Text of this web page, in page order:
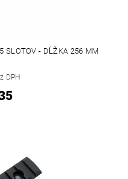
SLOTOV - DĹŽKA 256 MM
DPH